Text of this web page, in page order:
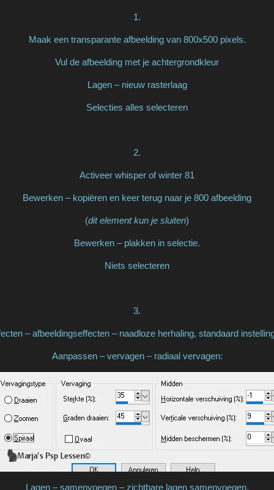
1.
Maak een transparante afbeelding van 800x500 pixels.
Vul de afbeelding met je achtergrondkleur
Lagen – nieuw rasterlaag
Selecties alles selecteren
2.
Activeer whisper of winter 81
Bewerken – kopiëren en keer terug naar je 800 afbeelding
(dit element kun je sluiten)
Bewerken – plakken in selectie.
Niets selecteren
3.
– afbeeldingseffecten – naadloze herhaling, standaard
Aanpassen – vervagen – radiaal vervagen:
Lagen – samenvoegen – zichtbare lagen samenvoegen.